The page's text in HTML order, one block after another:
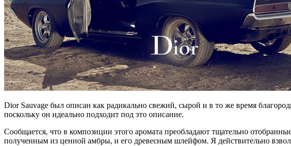
Dior Sauvage был описан как радикально свежий, сырой и в то же время
поскольку он идеально подходит под это описание.
Сообщается, что в композиции этого аромата преобладают тщательно
полученным из ценной амбры, и его древесным шлейфом. Я действительно